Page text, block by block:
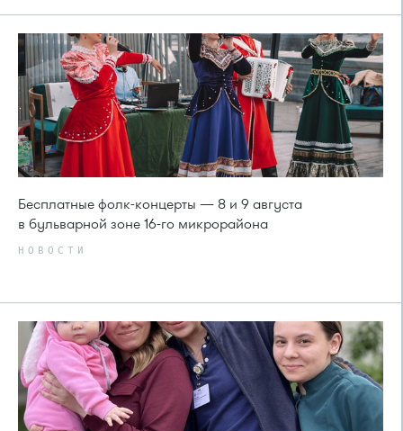
Бесплатные фолк-концерты — 8 и 9 августа
в бульварной зоне 16-го микрорайона
НОВОСТИ